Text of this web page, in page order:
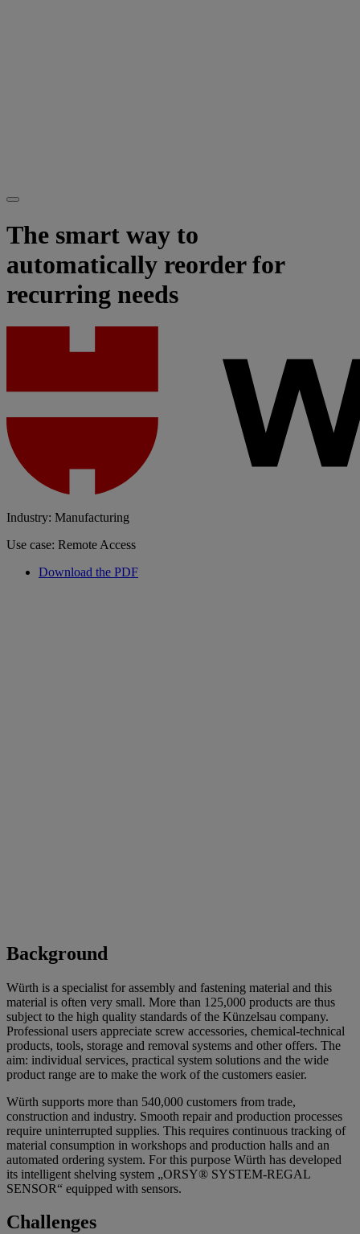
The smart way to
automatically reorder for
recurring needs
Industry: Manufacturing
Use case: Remote Access
Download the PDF
Background
Würth is a specialist for assembly and fastening material and this
material is often very small. More than 125,000 products are thus
subject to the high quality standards of the Künzelsau company.
Professional users appreciate screw accessories, chemical-technical
products, tools, storage and removal systems and other offers. The
aim: individual services, practical system solutions and the wide
product range are to make the work of the customers easier.
Würth supports more than 540,000 customers from trade,
construction and industry. Smooth repair and production processes
require uninterrupted supplies. This requires continuous tracking of
material consumption in workshops and production halls and an
automated ordering system. For this purpose Würth has developed
its intelligent shelving system „ORSY® SYSTEM-REGAL
SENSOR“ equipped with sensors.
Challenges